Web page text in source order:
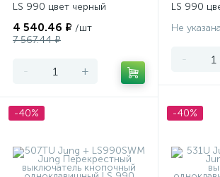
LS 990 цвет черный
4 540.46 ₽ /шт
7 567.44 ₽
- +
LS 990
Не
-
-40% -40%